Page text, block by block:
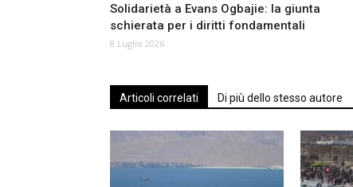
Solidarietà a Evans Ogbajie: la giunta
schierata per i diritti fondamentali
8 Luglio 2026
Articoli correlati Di più dello stesso autore